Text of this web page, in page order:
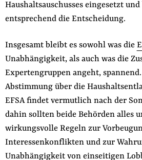
Haushaltsauschusses eingesetzt
entsprechend die Entscheidung.
Insgesamt bleibt es sowohl was die
Unabhängigkeit, als auch was die
Expertengruppen angeht,
Abstimmung über die
EFSA findet vermutlich nach der
dahin sollten beide Behörden alles
wirkungsvolle Regeln zur
Interessenkonflikten und zur
Unabhängigkeit von einseitigen